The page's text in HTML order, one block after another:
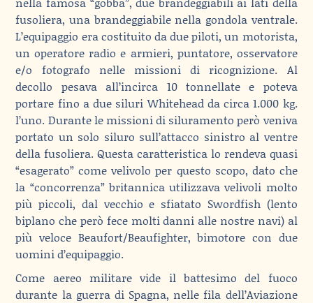
fusoliera, una brandeggiabile nella gondola ventrale.
L’equipaggio era costituito da due piloti, un motorista,
un operatore radio e armieri, puntatore, osservatore
e/o fotografo nelle missioni di ricognizione. Al
decollo pesava all’incirca 10 tonnellate e poteva
portare fino a due siluri Whitehead da circa 1.000 kg.
l’uno. Durante le missioni di siluramento però veniva
portato un solo siluro sull’attacco sinistro al ventre
della fusoliera. Questa caratteristica lo rendeva quasi
“esagerato” come velivolo per questo scopo, dato che
la “concorrenza” britannica utilizzava velivoli molto
più piccoli, dal vecchio e sfiatato Swordfish (lento
biplano che però fece molti danni alle nostre navi) al
più veloce Beaufort/Beaufighter, bimotore con due
uomini d’equipaggio.
Come aereo militare vide il battesimo del fuoco
durante la guerra di Spagna, nelle fila dell’Aviazione